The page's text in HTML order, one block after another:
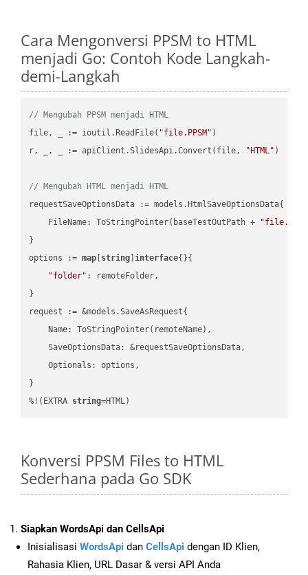
Cara Mengonversi PPSM to HTML
menjadi Go: Contoh Kode Langkah-
demi-Langkah
// Mengubah PPSM menjadi HTML
file, _ := ioutil.ReadFile( "file.PPSM" )
r, _, _ := apiClient.SlidesApi.Convert(file,
"HTML" )
// Mengubah HTML menjadi HTML
requestSaveOptionsData := models.HtmlSaveOptionsData{
    FileName: ToStringPointer(baseTestOutPath +
}
options := map string ]interface{}{
"folder" : remoteFolder,
}
request := &models.SaveAsRequest{
    Name: ToStringPointer(remoteName),
    SaveOptionsData: &requestSaveOptionsData,
    Optionals: options,
}
%!(EXTRA string=HTML)
Konversi PPSM Files to HTML
Sederhana pada Go SDK
Siapkan WordsApi dan CellsApi
Inisialisasi WordsApi dan CellsApi dengan ID Klien,
Rahasia Klien, URL Dasar & versi API Anda